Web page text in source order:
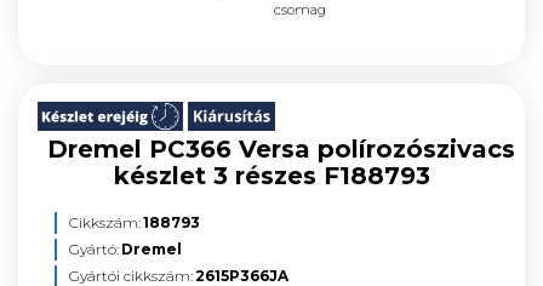
csomag
Dremel PC366 Versa polírozószivacs
készlet 3 részes F188793
Cikkszám:188793
Gyártó: Dremel
Gyártói cikkszám:2615P366JA